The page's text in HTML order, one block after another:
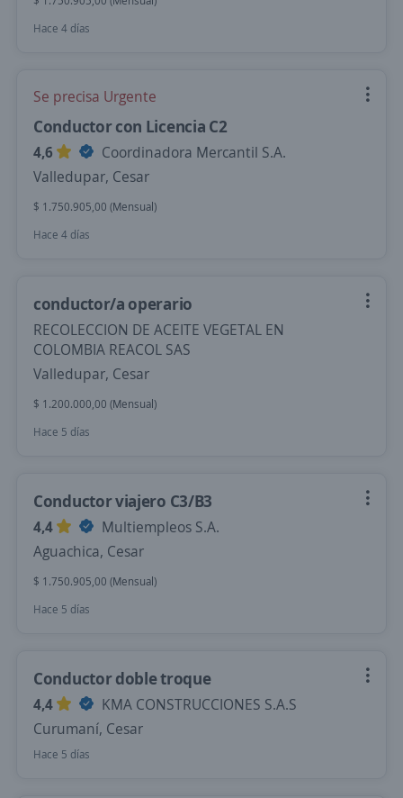
Hace 4 días
Se precisa Urgente
Conductor con Licencia C2
4,6
Coordinadora Mercantil S.A.
Valledupar, Cesar
$ 1.750.905,00 (Mensual)
Hace 4 días
conductor/a operario
RECOLECCION DE ACEITE VEGETAL EN
COLOMBIA REACOL SAS
Valledupar, Cesar
$ 1.200.000,00 (Mensual)
Hace 5 días
Conductor viajero C3/B3
4,4
Multiempleos S.A.
Aguachica, Cesar
$ 1.750.905,00 (Mensual)
Hace 5 días
Conductor doble troque
4,4
KMA CONSTRUCCIONES S.A.S
Curumaní, Cesar
Hace 5 días